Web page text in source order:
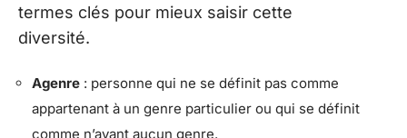
termes clés pour mieux saisir cette
diversité.
Agenre : personne qui ne se définit pas comme
appartenant à un genre particulier ou qui se définit
comme n’ayant aucun genre.